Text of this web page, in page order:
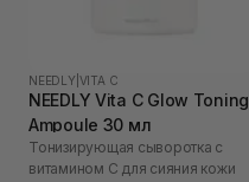
NEEDLY VITA C
NEEDLY Vita C Glow Toning
Ampoule 30 мл
Тонизирующая сыворотка с
витамином С для сияния кожи